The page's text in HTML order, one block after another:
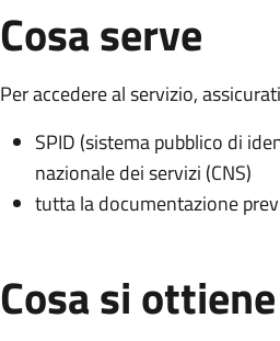
Cosa serve
Per accedere al servizio,
SPID (sistema pubblico di
nazionale dei servizi (CNS)
tutta la documentazione
Cosa si ottiene